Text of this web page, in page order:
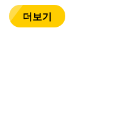
더보기